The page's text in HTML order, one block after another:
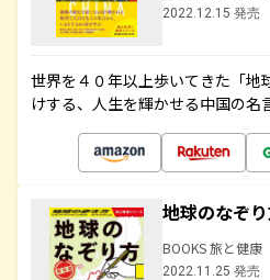
2022.12.15 発売
世界を４０年以上歩いてきた「地
けする、人生を輝かせる中国の名
地球のなぞ
BOOKS 旅と健康
2022.11.25 発売